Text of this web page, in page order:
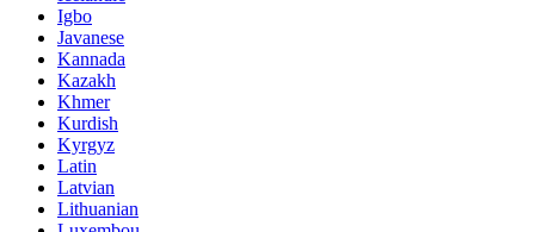
Igbo
Javanese
Kannada
Kazakh
Khmer
Kurdish
Kyrgyz
Latin
Latvian
Lithuanian